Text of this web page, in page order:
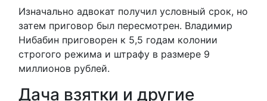
Изначально адвокат получил условный срок, но
затем приговор был пересмотрен. Владимир
Нибабин приговорен к 5,5 годам колонии
строгого режима и штрафу в размере 9
миллионов рублей.
Дача взятки и другие